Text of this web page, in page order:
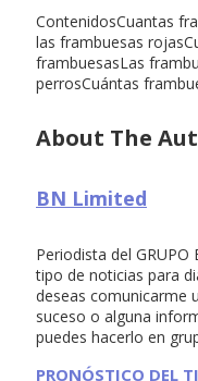
ContenidosCuantas
las frambuesas
frambuesasLas
perrosCuántas
About The
BN Limited
Periodista del
tipo de noticias para
deseas comunicarme
suceso o alguna
puedes hacerlo en
PRONÓSTICO DEL